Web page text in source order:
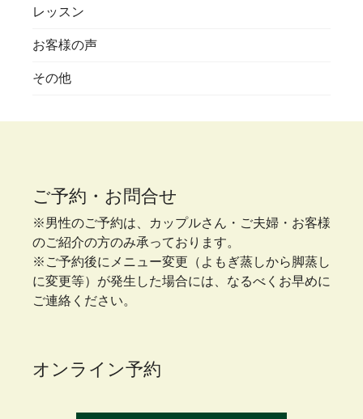
レッスン
お客様の声
その他
ご予約・お問合せ
※男性のご予約は、カップルさん・ご夫婦・お客様
のご紹介の方のみ承っております。
※ご予約後にメニュー変更（よもぎ蒸しから脚蒸し
に変更等）が発生した場合には、なるべくお早めに
ご連絡ください。
オンライン予約